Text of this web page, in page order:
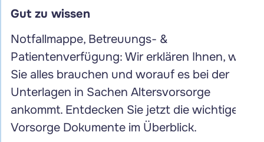
Gut zu wissen
Notfallmappe, Betreuungs- &
Patientenverfügung: Wir erklären Ihnen, was
Sie alles brauchen und worauf es bei der
Unterlagen in Sachen Altersvorsorge
ankommt. Entdecken Sie jetzt die wichtigen
Vorsorge Dokumente im Überblick.